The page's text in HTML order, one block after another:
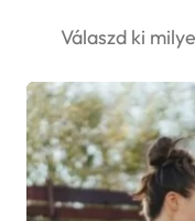
Válaszd ki